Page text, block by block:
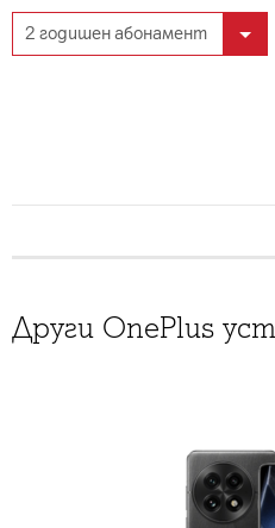
Други OnePlus